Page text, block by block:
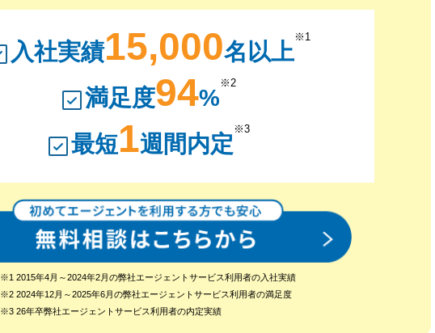
入社実績15,000名以上
※1
満足度94%
※2
最短1週間内定
※3
※1 2015年4月～2024年2月の弊社エージェントサービス利用者の入社実績
※2 2024年12月～2025年6月の弊社エージェントサービス利用者の満足度
※3 26年卒弊社エージェントサービス利用者の内定実績